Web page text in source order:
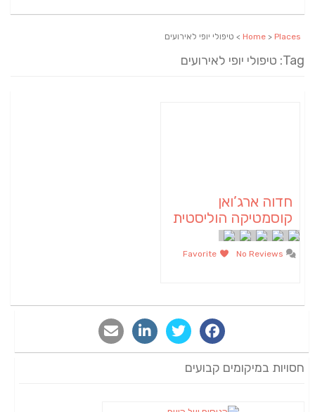
Home > Places > טיפולי יופי לאירועים
Tag: טיפולי יופי לאירועים
חדוה ארג’ואן
קוסמטיקה הוליסטית
חסויות במיקומים קבועים